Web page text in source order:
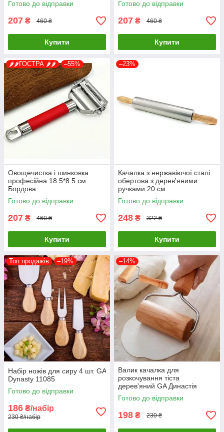
Готово до відправки
207 ₴ 460 ₴
Купити
Готово до відправки
207 ₴ 460 ₴
Купити
🌶️🌶️ГОСТРА 🌶️🌶️ –55%
Овощечистка і шинковка
професійна 18.5*8.5 см
Бордова
Готово до відправки
207 ₴ 460 ₴
Купити
–23%
Качалка з нержавіючої сталі
обертова з дерев'яними
ручками 20 см
Готово до відправки
248 ₴ 322 ₴
Купити
Топ продажів –19%
Набір ножів для сиру 4 шт. GA
Dynasty 11085
Готово до відправки
186 ₴/набір
230 ₴/набір
–14%
Валик качалка для
розкочування тіста
дерев'яний GA Династія
26019
Готово до відправки
198 ₴ 230 ₴